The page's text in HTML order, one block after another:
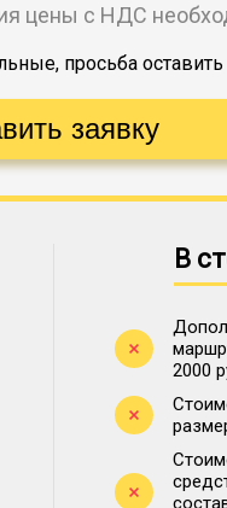
цены с НДС
просьба оставить
В
2000